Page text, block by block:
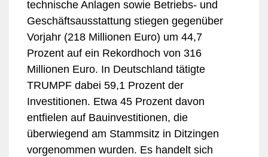
technische Anlagen sowie Betriebs- und
Geschäftsausstattung stiegen gegenüber
Vorjahr (218 Millionen Euro) um 44,7
Prozent auf ein Rekordhoch von 316
Millionen Euro. In Deutschland tätigte
TRUMPF dabei 59,1 Prozent der
Investitionen. Etwa 45 Prozent davon
entfielen auf Bauinvestitionen, die
überwiegend am Stammsitz in Ditzingen
vorgenommen wurden. Es handelt sich